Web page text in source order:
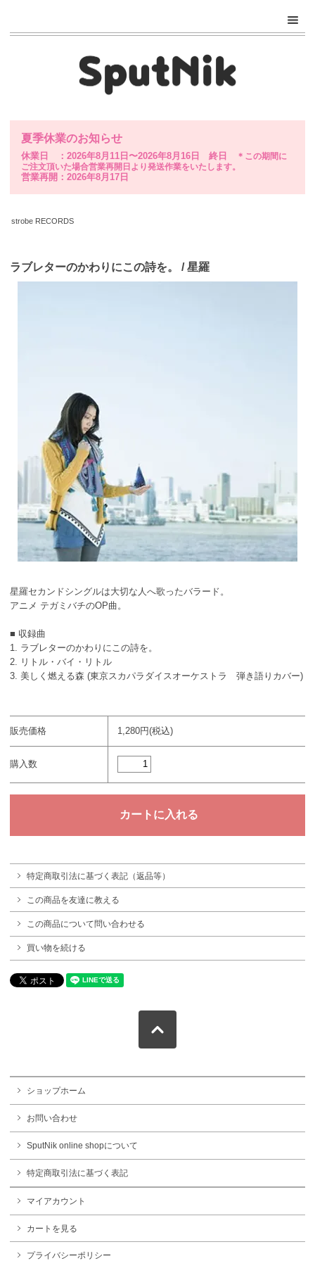
夏季休業のお知らせ
休業日 ：2026年8月11日〜2026年8月16日 終日
＊この期間に
ご注文頂いた場合営業再開日より発送作業をいたします。
営業再開：2026年8月17日
strobe RECORDS
ラブレターのかわりにこの詩を。 / 星羅
星羅セカンドシングルは大切な人へ歌ったバラード。
アニメ テガミバチのOP曲。
■ 収録曲
1. ラブレターのかわりにこの詩を。
2. リトル・バイ・リトル
3. 美しく燃える森 (東京スカパラダイスオーケストラ 弾き語りカバー)
販売価格 1,280円(税込)
購入数
特定商取引法に基づく表記（返品等）
この商品を友達に教える
この商品について問い合わせる
買い物を続ける
ショップホーム
お問い合わせ
SputNik online shopについて
特定商取引法に基づく表記
マイアカウント
カートを見る
プライバシーポリシー